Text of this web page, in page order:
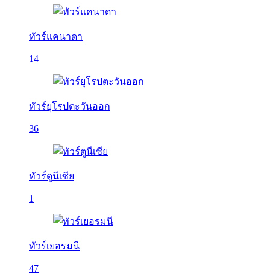
ทัวร์แคนาดา
14
ทัวร์ยุโรปตะวันออก
36
ทัวร์ตูนีเซีย
1
ทัวร์เยอรมนี
47